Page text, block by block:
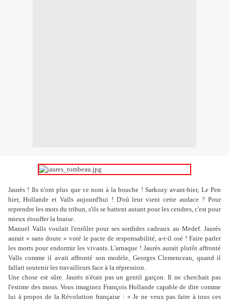
Jaurès ! Ils n'ont plus que ce nom à la bouche ! Sarkozy avant-hier, Le Pen
hier, Hollande et Valls aujourd'hui ! D'où leur vient cette audace ? Pour
reprendre les mots du tribun, s'ils se battent autant pour les cendres, c'est pour
mieux étouffer la braise.
Manuel Valls voulait l'enrôler pour ses sordides cadeaux au Medef. Jaurès
aurait « sans doute » voté le pacte de responsabilité, a-t-il osé ! Faire parler
les morts pour endormir les vivants. L'arnaque ! Jaurès aurait plutôt affronté
Valls comme il avait affronté son modèle, Georges Clemenceau, quand il
fallait soutenir les travailleurs face à la répression.
Une chose est sûre. Jaurès n'était pas un gentil garçon. Il ne cherchait pas
l'estime des mous. Vous imaginez François Hollande capable de dire comme
lui à propos de la Révolution française : « Je ne veux pas faire à tous ces